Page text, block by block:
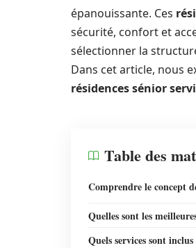
épanouissante. Ces
sécurité, confort et
sélectionner la
Dans cet article, nous
résidences sénior
Table des
Comprendre le concept
Quelles sont les
Quels services sont